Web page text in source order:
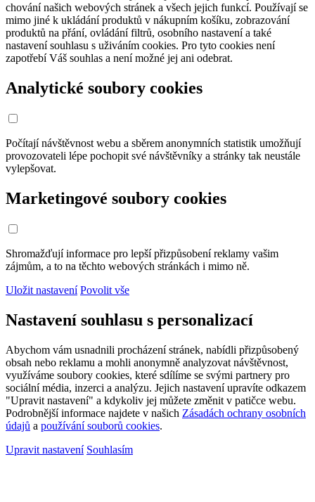
chování našich webových stránek a všech jejich funkcí. Používají se
mimo jiné k ukládání produktů v nákupním košíku, zobrazování
produktů na přání, ovládání filtrů, osobního nastavení a také
nastavení souhlasu s uživáním cookies. Pro tyto cookies není
zapotřebí Váš souhlas a není možné jej ani odebrat.
Analytické soubory cookies
Počítají návštěvnost webu a sběrem anonymních statistik umožňují
provozovateli lépe pochopit své návštěvníky a stránky tak neustále
vylepšovat.
Marketingové soubory cookies
Shromažďují informace pro lepší přizpůsobení reklamy vašim
zájmům, a to na těchto webových stránkách i mimo ně.
Uložit nastavení Povolit vše
Nastavení souhlasu s personalizací
Abychom vám usnadnili procházení stránek, nabídli přizpůsobený
obsah nebo reklamu a mohli anonymně analyzovat návštěvnost,
využíváme soubory cookies, které sdílíme se svými partnery pro
sociální média, inzerci a analýzu. Jejich nastavení upravíte odkazem
"Upravit nastavení" a kdykoliv jej můžete změnit v patičce webu.
Podrobnější informace najdete v našich Zásadách ochrany osobních
údajů a používání souborů cookies.
Upravit nastavení Souhlasím